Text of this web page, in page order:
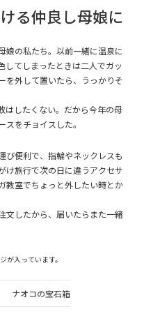
る仲良し母娘に
娘の私たち。以前一緒に温泉に
してしまったときは二人でガッ
を外して置いたら、うっかりそ
はしたくない。だから今年の母
をチョイスした。
び便利で、指輪やネックレスも
け旅行で次の日に違うアクセサ
教室でちょっと外したい時とか
文したから、届いたらまた一緒
入っています。
ナオコの宝石箱